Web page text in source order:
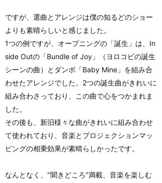
ですが、選曲とアレンジは僕の知るどのショー
よりも素晴らしいと感じました。
1つの例ですが、オープニングの「誕生」は、In
side Outの「Bundle of Joy」（ヨロコビの誕生
シーンの曲）とダンボ「Baby Mine」を組み合
わせたアレンジでした。2つの誕生曲がきれいに
組み合わさっており、この曲で心をつかまれま
した。
その後も、新旧様々な曲がきれいに組み合わせ
て使われており、音楽とプロジェクションマッ
ピングの相乗効果が素晴らしかったです。
なんとなく、"聞きどころ"満載、音楽を楽しむ